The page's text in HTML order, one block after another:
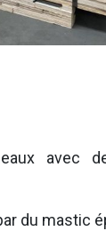
avec
du mastic